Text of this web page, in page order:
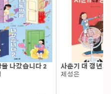
을 나갔습니다 2
사춘기 대 갱년기
제성은